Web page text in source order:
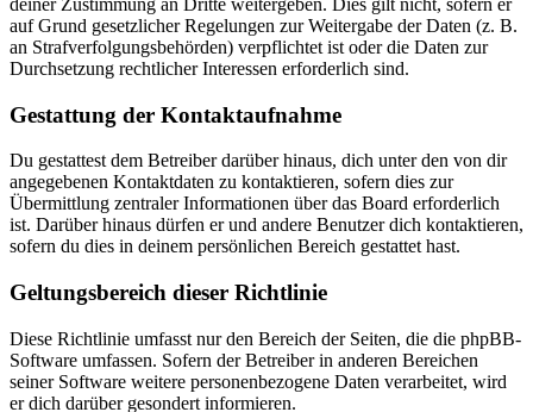
deiner Zustimmung an Dritte weitergeben. Dies gilt nicht, sofern er
auf Grund gesetzlicher Regelungen zur Weitergabe der Daten (z. B.
an Strafverfolgungsbehörden) verpflichtet ist oder die Daten zur
Durchsetzung rechtlicher Interessen erforderlich sind.
Gestattung der Kontaktaufnahme
Du gestattest dem Betreiber darüber hinaus, dich unter den von dir
angegebenen Kontaktdaten zu kontaktieren, sofern dies zur
Übermittlung zentraler Informationen über das Board erforderlich
ist. Darüber hinaus dürfen er und andere Benutzer dich kontaktieren,
sofern du dies in deinem persönlichen Bereich gestattet hast.
Geltungsbereich dieser Richtlinie
Diese Richtlinie umfasst nur den Bereich der Seiten, die die phpBB-
Software umfassen. Sofern der Betreiber in anderen Bereichen
seiner Software weitere personenbezogene Daten verarbeitet, wird
er dich darüber gesondert informieren.